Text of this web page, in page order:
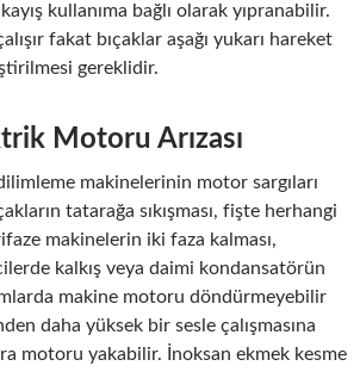
kullanıma bağlı olarak yıpranabilir.
fakat bıçaklar aşağı yukarı hareket
gereklidir.
Motoru Arızası
makinelerinin motor sargıları
tatarağa sıkışması, fişte herhangi
makinelerin iki faza kalması,
kalkış veya daimi kondansatörün
makine motoru döndürmeyebilir
daha yüksek bir sesle çalışmasına
motoru yakabilir. İnoksan ekmek kesme